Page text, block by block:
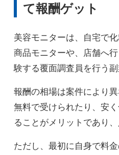
て報酬ゲット
美容モニターは、自宅で
商品モニターや、店舗へ
験する覆面調査員を行う副
報酬の相場は案件により
無料で受けられたり、安
ることがメリットであり
ただし、最初に自身で料